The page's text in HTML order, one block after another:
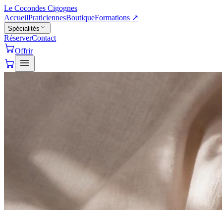
Le Cocondes Cigognes
AccueilPraticiennesBoutiqueFormations ↗
Spécialités
RéserverContact
Offrir